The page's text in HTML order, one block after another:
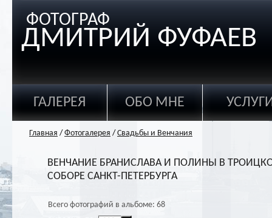
ФОТОГРАФ
ДМИТРИЙ ФУФАЕВ
ГАЛЕРЕЯ ОБО МНЕ
Главная / Фотогалерея / Свадьбы и Венчания
ВЕНЧАНИЕ БРАНИСЛАВА И ПОЛИНЫ В
СОБОРЕ САНКТ-ПЕТЕРБУРГА
Всего фотографий в альбоме: 68